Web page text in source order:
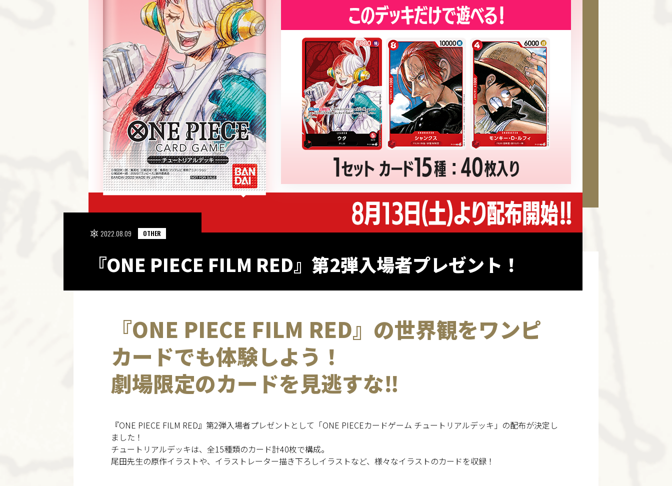
『ONE PIECE FILM RED』第2弾入場者プレゼント！
2022.08.09 OTHER
『ONE PIECE FILM RED』の世界観をワンピ
カードでも体験しよう！
劇場限定のカードを見逃すな‼
『ONE PIECE FILM RED』第2弾入場者プレゼントとして「ONE PIECEカードゲーム チュートリアルデッキ」の配布が決定し
ました！
チュートリアルデッキは、全15種類のカード計40枚で構成。
尾田先生の原作イラストや、イラストレーター描き下ろしイラストなど、様々なイラストのカードを収録！